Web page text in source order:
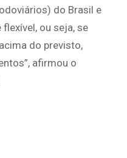
do Brasil e
ou seja, se
do previsto,
afirmou o